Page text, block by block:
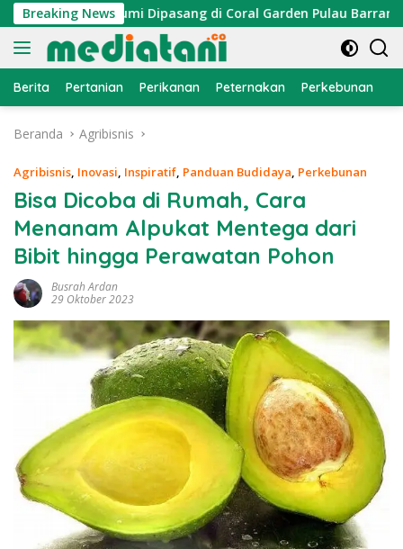
Langsung
ke
konten
Breaking News
Cumi Dipasang di Coral Garden Pulau Barrang Caddi
Berita Pertanian Perikanan Peternakan Perkebunan
Beranda Agribisnis
Agribisnis, Inovasi, Inspiratif, Panduan Budidaya, Perkebunan
Bisa Dicoba di Rumah, Cara
Menanam Alpukat Mentega dari
Bibit hingga Perawatan Pohon
Busrah Ardan
29 Oktober 2023